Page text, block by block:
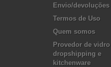
Envio/devoluções
Termos de Uso
Quem somos
Provedor de vidro
dropshipping e
kitchenware